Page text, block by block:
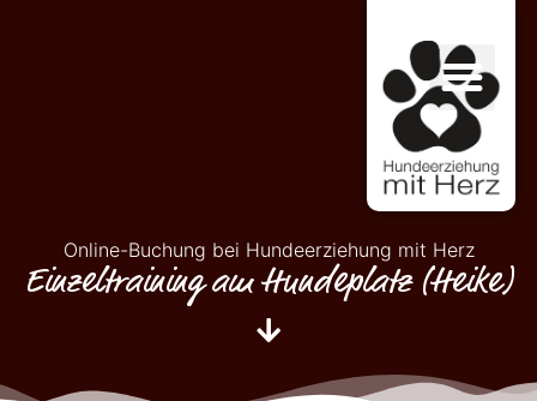
Online-Buchung bei Hundeerziehung mit Herz
Einzeltraining am Hundeplatz (Heike)